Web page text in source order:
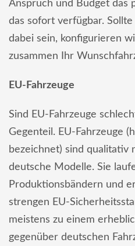
Anspruch und Budget das
das sofort verfügbar.
dabei sein, konfigurieren
zusammen Ihr
EU-Fahrzeuge
Sind EU-Fahrzeuge
Gegenteil. EU-Fahrzeuge
bezeichnet) sind qualitativ
deutsche Modelle. Sie
Produktionsbändern und
strengen EU-
meistens zu einem
gegenüber deutschen